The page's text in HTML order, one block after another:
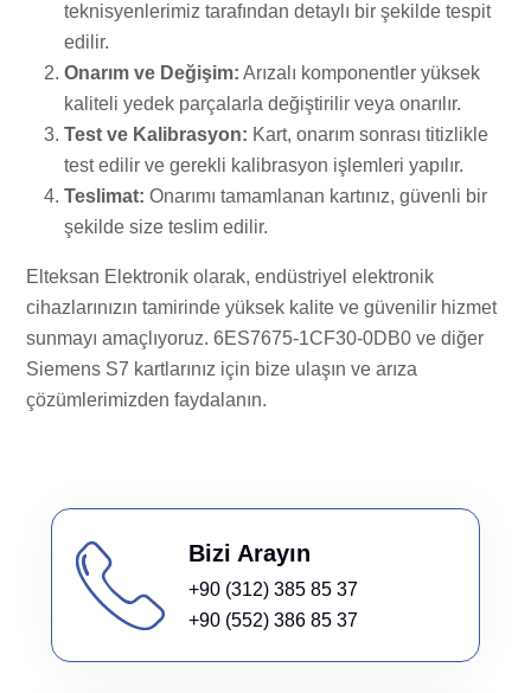
teknisyenlerimiz tarafından detaylı bir şekilde tespit
edilir.
Onarım ve Değişim: Arızalı komponentler yüksek
kaliteli yedek parçalarla değiştirilir veya onarılır.
Test ve Kalibrasyon: Kart, onarım sonrası titizlikle
test edilir ve gerekli kalibrasyon işlemleri yapılır.
Teslimat: Onarımı tamamlanan kartınız, güvenli bir
şekilde size teslim edilir.
Elteksan Elektronik olarak, endüstriyel elektronik
cihazlarınızın tamirinde yüksek kalite ve güvenilir hizmet
sunmayı amaçlıyoruz. 6ES7675-1CF30-0DB0 ve diğer
Siemens S7 kartlarınız için bize ulaşın ve arıza
çözümlerimizden faydalanın.
Bizi Arayın
+90 (312) 385 85 37
+90 (552) 386 85 37